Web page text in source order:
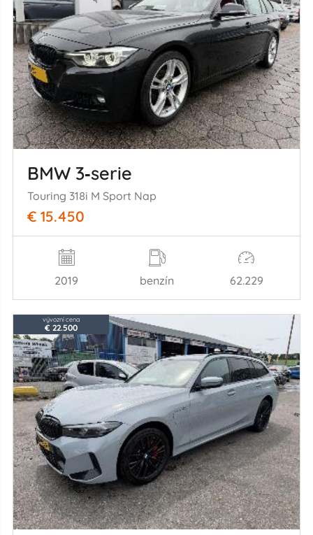
BMW 3‑serie
Touring 318i M Sport Nap
€ 15.450
2019 benzín 62.229
vývozní cena
€ 22.500